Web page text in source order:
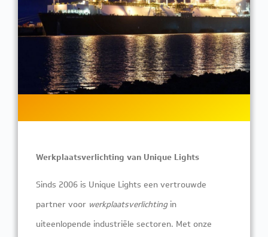
Werkplaatsverlichting van Unique Lights
Sinds 2006 is Unique Lights een vertrouwde
partner voor werkplaatsverlichtingin
uiteenlopende industriële sectoren. Met onze